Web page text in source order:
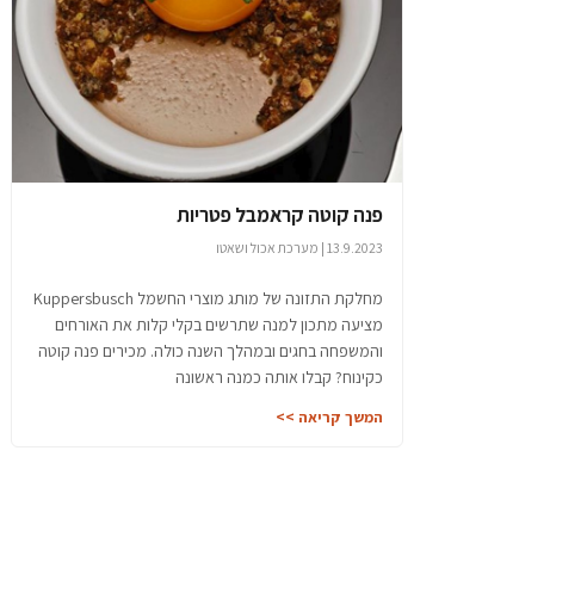
פנה קוטה קראמבל פטריות
13.9.2023 | מערכת אכול ושאטו
מחלקת התזונה של מותג מוצרי החשמל Kuppersbusch
מציעה מתכון למנה שתרשים בקלי קלות את האורחים
והמשפחה בחגים ובמהלך השנה כולה. מכירים פנה קוטה
כקינוח? קבלו אותה כמנה ראשונה
המשך קריאה >>